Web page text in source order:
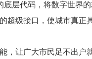
层代码，将数字世界
级接口，使城市真正
，让广大市民足不出户